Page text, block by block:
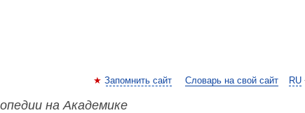
RU
Запомнить сайт Словарь на свой сайт
на Академике